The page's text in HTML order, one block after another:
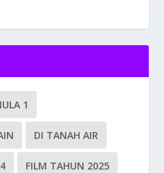
1
DI TANAH AIR
FILM TAHUN 2025